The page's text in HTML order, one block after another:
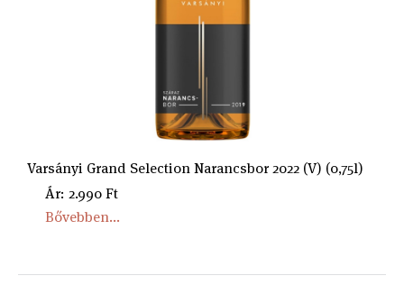
Varsányi Grand Selection Narancsbor 2022 (V) (0,75l)
Ár: 2.990 Ft
Bővebben...